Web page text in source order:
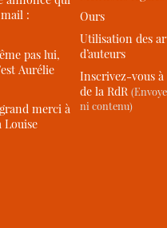
mail :
pas lui,
Aurélie
merci à
Louise
Ours
Utilisation des
d’auteurs
Inscrivez-vous
de la RdR
ni contenu)